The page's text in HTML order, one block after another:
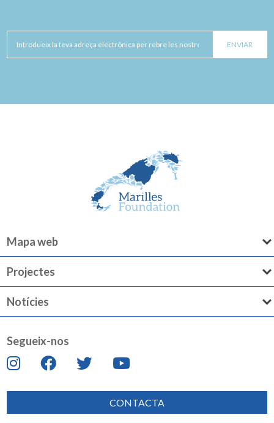
Mapa web
Projectes
Notícies
Segueix-nos
CONTACTA